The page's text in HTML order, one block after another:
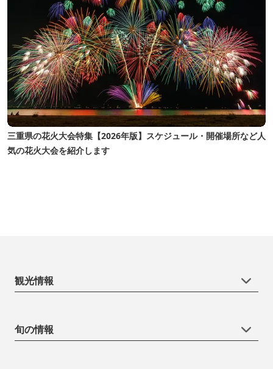
三重県の花火大会特集【2026年版】スケジュール・開催場所など人
気の花火大会を紹介します
観光情報
旬の情報